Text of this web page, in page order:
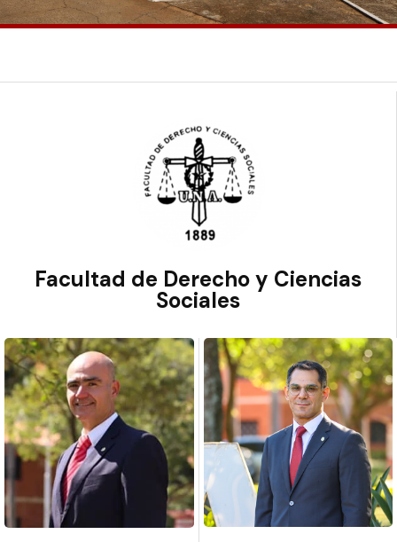
Facultad de Derecho y Ciencias
Sociales